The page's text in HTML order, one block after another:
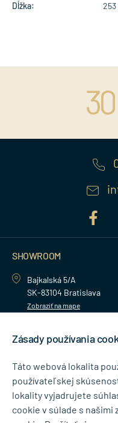
Dĺžka: 253
SHOWROOM
Bajkalská 5/A
SK-83104 Bratislava
Zobraziť na mape
NEWSLETTER
Zásady používania
Táto webová lokalita
používateľskej
lokality vyjadrujete
cookie v súlade s našimi